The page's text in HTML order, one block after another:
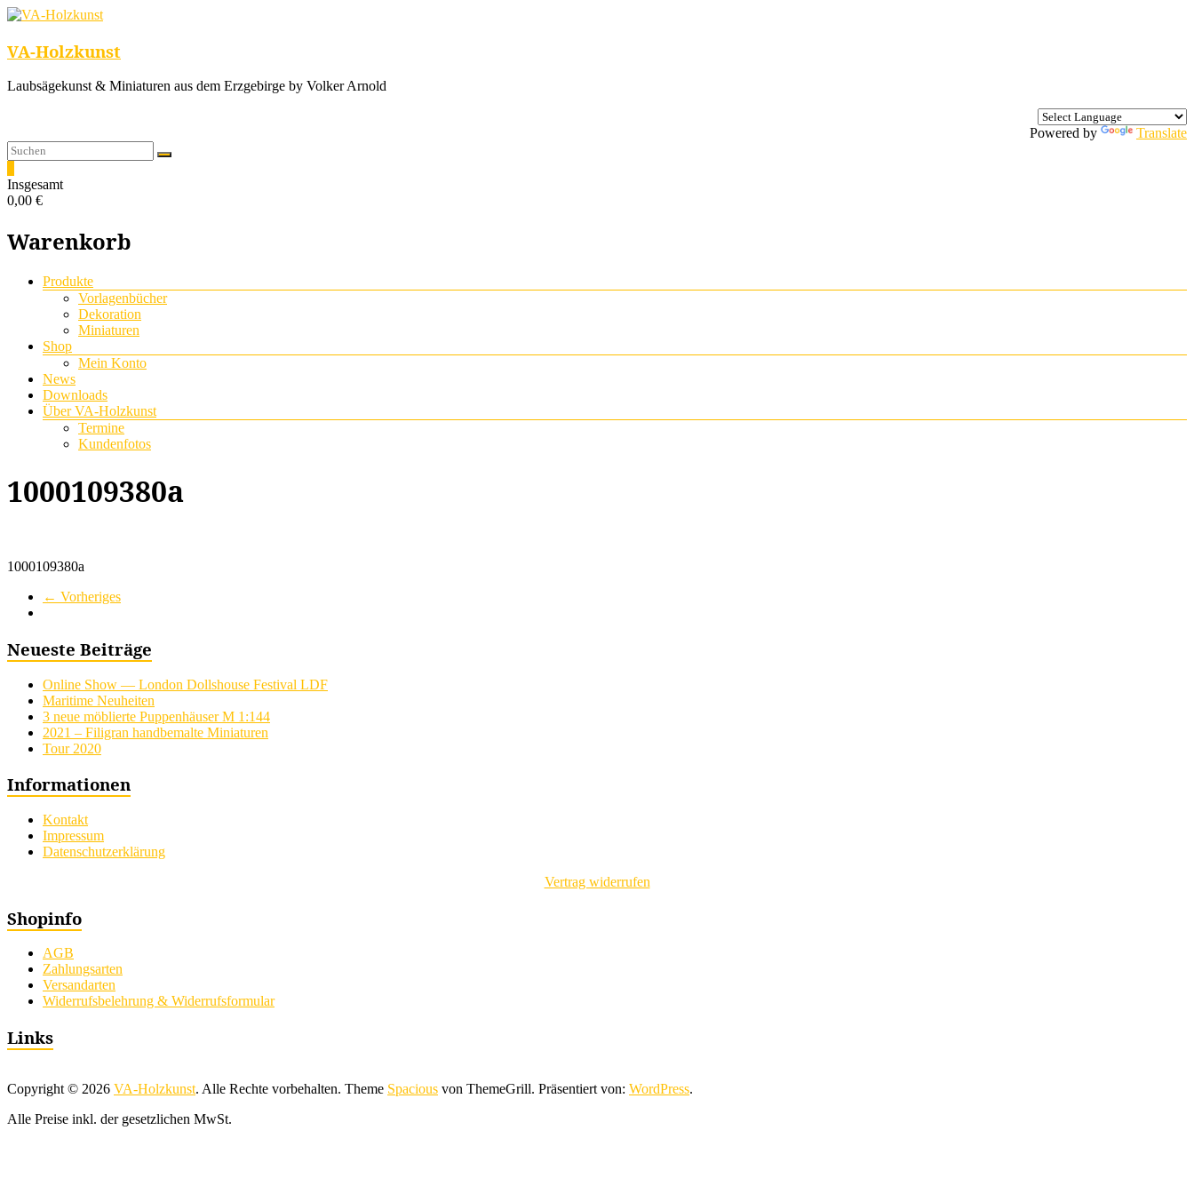
VA-Holzkunst
Laubsägekunst & Miniaturen aus dem Erzgebirge by Volker Arnold
Powered by Translate
Insgesamt
0,00 €
Warenkorb
Menü
Produkte
Vorlagenbücher
Dekoration
Miniaturen
Shop
Mein Konto
News
Downloads
Über VA-Holzkunst
Termine
Kundenfotos
1000109380a
1000109380a
← Vorheriges
Neueste Beiträge
Online Show — London Dollshouse Festival LDF
Maritime Neuheiten
3 neue möblierte Puppenhäuser M 1:144
2021 – Filigran handbemalte Miniaturen
Tour 2020
Informationen
Kontakt
Impressum
Datenschutzerklärung
Vertrag widerrufen
Shopinfo
AGB
Zahlungsarten
Versandarten
Widerrufsbelehrung & Widerrufsformular
Links
Copyright © 2026 VA-Holzkunst. Alle Rechte vorbehalten. Theme Spacious von ThemeGrill. Präsentiert von: WordPress.
Alle Preise inkl. der gesetzlichen MwSt.